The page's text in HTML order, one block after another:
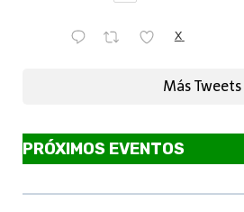
X
Más Tweets
PRÓXIMOS EVENTOS